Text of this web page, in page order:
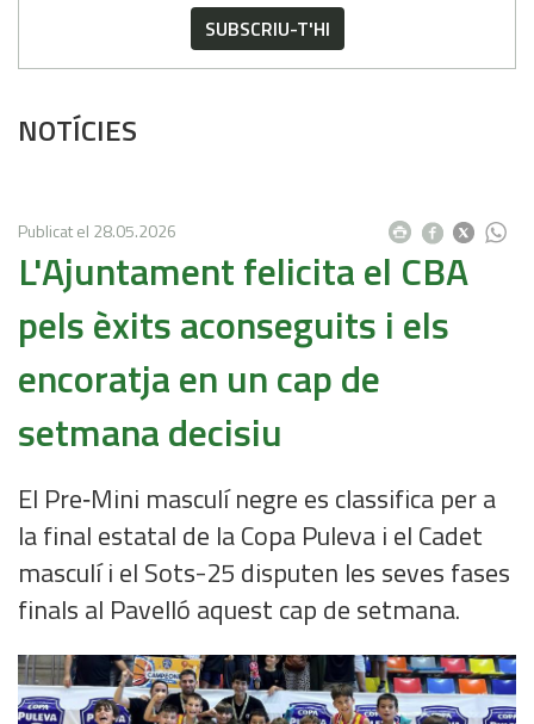
SUBSCRIU-T'HI
NOTÍCIES
Publicat el 28.05.2026
L'Ajuntament felicita el CBA
pels èxits aconseguits i els
encoratja en un cap de
setmana decisiu
El Pre‑Mini masculí negre es classifica per a
la final estatal de la Copa Puleva i el Cadet
masculí i el Sots-25 disputen les seves fases
finals al Pavelló aquest cap de setmana.